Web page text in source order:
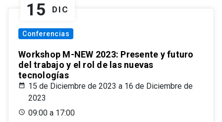
15 DIC
Conferencias
Workshop M-NEW 2023: Presente y futuro
del trabajo y el rol de las nuevas
tecnologías
15 de Diciembre de 2023 a 16 de Diciembre de
2023
09:00 a 17:00